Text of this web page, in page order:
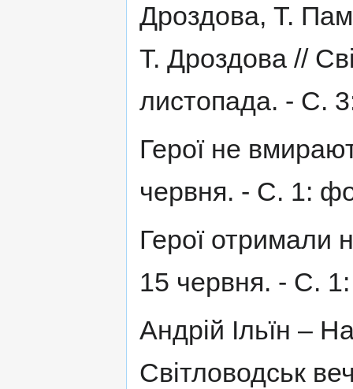
Дроздова, Т.
Т. Дроздова //
листопада. - С.
Герої не
червня. - С. 1:
Герої отримали
15 червня. - С.
Андрій Ільїн –
Світловодськ